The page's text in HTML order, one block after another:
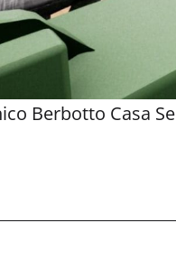
Berbotto Casa